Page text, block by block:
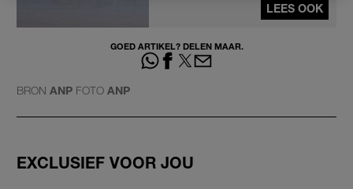
LEES OOK
GOED ARTIKEL? DELEN MAAR.
BRON ANP FOTO ANP
EXCLUSIEF VOOR JOU